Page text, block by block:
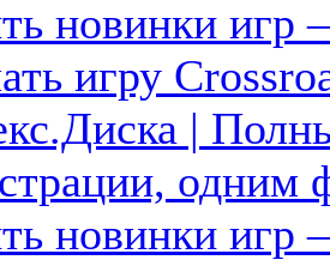
новинки
игру
|
одним
новинки